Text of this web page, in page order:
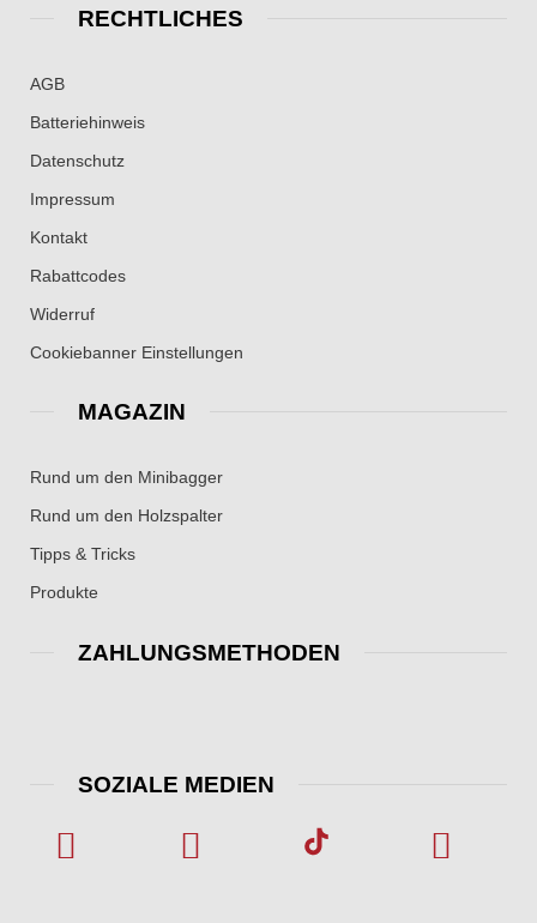
RECHTLICHES
AGB
Batteriehinweis
Datenschutz
Impressum
Kontakt
Rabattcodes
Widerruf
Cookiebanner Einstellungen
MAGAZIN
Rund um den Minibagger
Rund um den Holzspalter
Tipps & Tricks
Produkte
ZAHLUNGSMETHODEN
SOZIALE MEDIEN